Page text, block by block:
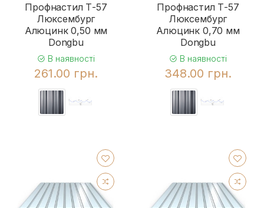
Профнастил Т-57
Люксембург
Алюцинк 0,50 мм
Dongbu
В наявності
261.00 грн.
Профнастил Т-57
Люксембург
Алюцинк 0,70 мм
Dongbu
В наявності
348.00 грн.